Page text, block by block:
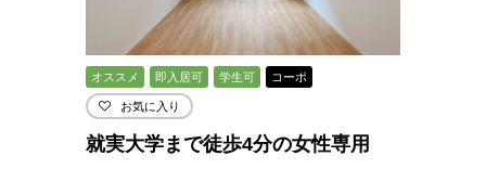
オススメ 即入居可 学生可 コーポ
お気に入り
就実大学まで徒歩4分の女性専用